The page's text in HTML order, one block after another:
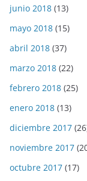
junio 2018 (13)
mayo 2018 (15)
abril 2018 (37)
marzo 2018 (22)
febrero 2018 (25)
enero 2018 (13)
diciembre 2017
noviembre 2017
octubre 2017 (17)